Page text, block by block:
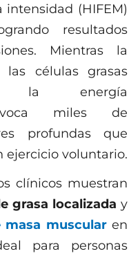
(HIFEM)
resultados
Mientras la
las células grasas
la energía
miles de
profundas que
ejercicio voluntario.
clínicos muestran
grasa localizada y
masa muscularen
para personas